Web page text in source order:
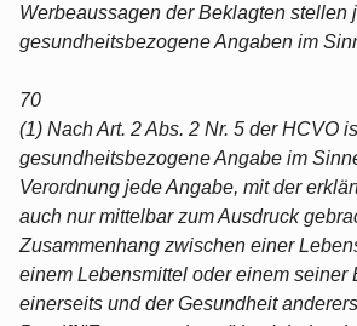
Werbeaussagen der Beklagten stellen
gesundheitsbezogene Angaben im
70
(1) Nach Art. 2 Abs. 2 Nr. 5 der HCVO
gesundheitsbezogene Angabe im
Verordnung jede Angabe, mit der
auch nur mittelbar zum Ausdruck
Zusammenhang zwischen einer
einem Lebensmittel oder einem seiner
einerseits und der Gesundheit